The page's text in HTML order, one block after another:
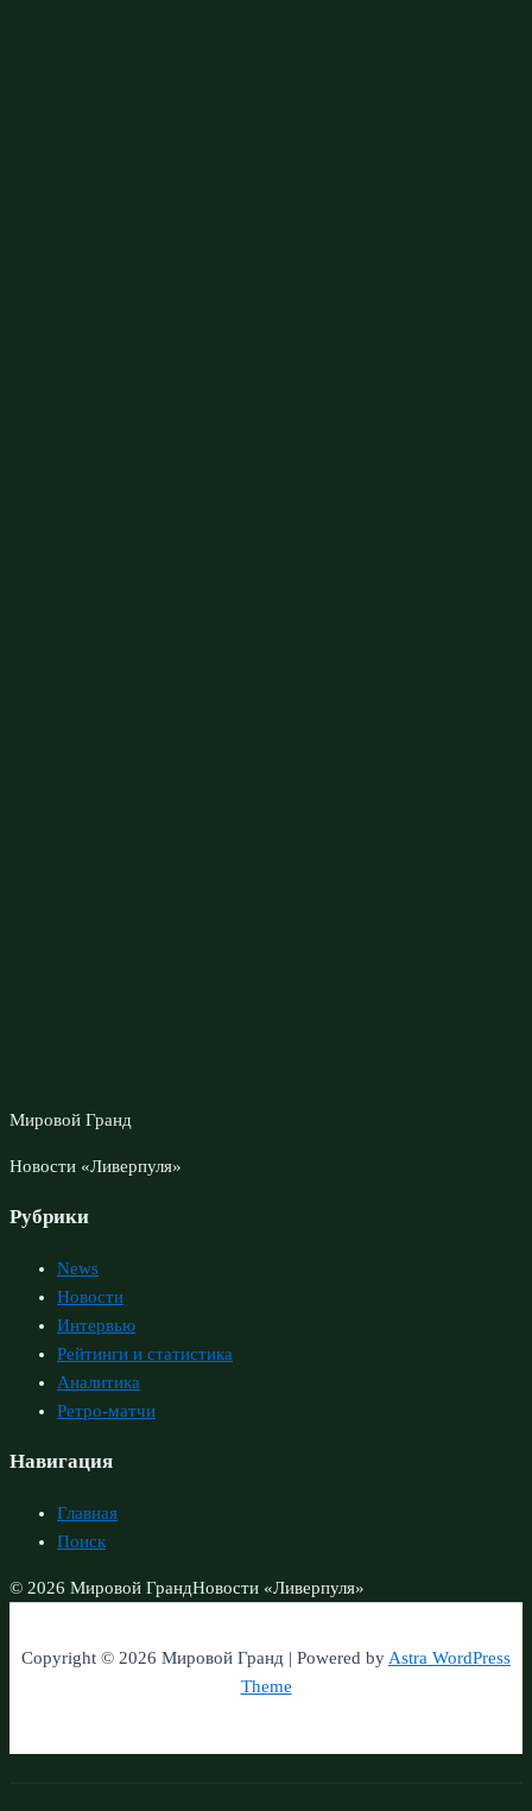
Мировой Гранд
Новости «Ливерпуля»
Рубрики
News
Новости
Интервью
Рейтинги и статистика
Аналитика
Ретро-матчи
Навигация
Главная
Поиск
© 2026 Мировой ГрандНовости «Ливерпуля»
Copyright © 2026 Мировой Гранд | Powered byAstra WordPress
Theme